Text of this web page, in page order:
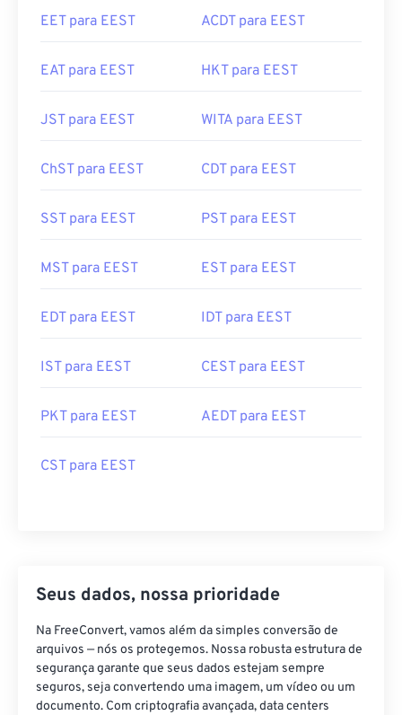
EET para EEST ACDT para EEST
EAT para EEST HKT para EEST
JST para EEST WITA para EEST
ChST para EEST CDT para EEST
SST para EEST PST para EEST
MST para EEST EST para EEST
EDT para EEST IDT para EEST
IST para EEST CEST para EEST
PKT para EEST AEDT para EEST
CST para EEST
Seus dados, nossa prioridade
Na FreeConvert, vamos além da simples conversão de
arquivos — nós os protegemos. Nossa robusta estrutura de
segurança garante que seus dados estejam sempre
seguros, seja convertendo uma imagem, um vídeo ou um
documento. Com criptografia avançada, data centers